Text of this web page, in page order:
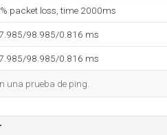
packet loss, time 2000ms
98.985/0.816 ms
98.985/0.816 ms
una prueba de ping.